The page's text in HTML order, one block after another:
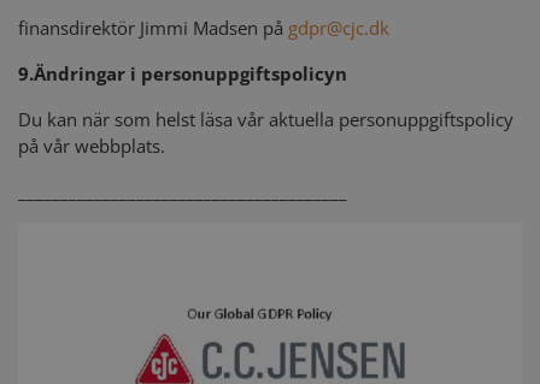
finansdirektör Jimmi Madsen på gdpr@cjc.dk
9.Ändringar i personuppgiftspolicyn
Du kan när som helst läsa vår aktuella personuppgiftspolicy
på vår webbplats.